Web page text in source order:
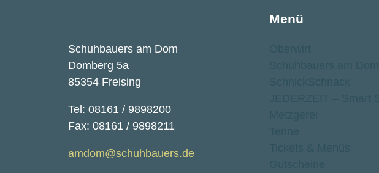
Schuhbauers am Dom
Domberg 5a
85354 Freising
Tel: 08161 / 9898200
Fax: 08161 / 9898211
amdom@schuhbauers.de
Menü